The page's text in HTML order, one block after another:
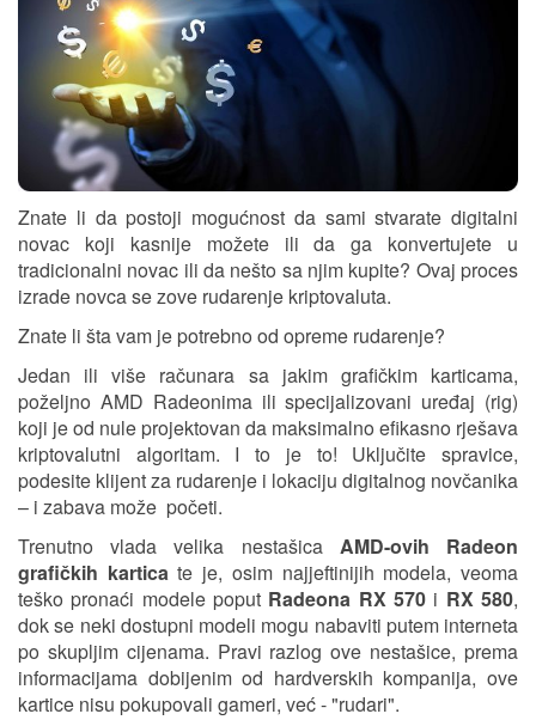
Znate li da postoji mogućnost da sami stvarate digitalni
novac koji kasnije možete ili da ga konvertujete u
tradicionalni novac ili da nešto sa njim kupite? Ovaj proces
izrade novca se zove rudarenje kriptovaluta.
Znate li šta vam je potrebno od opreme rudarenje?
Jedan ili više računara sa jakim grafičkim karticama,
poželjno AMD Radeonima ili specijalizovani uređaj (rig)
koji je od nule projektovan da maksimalno efikasno rješava
kriptovalutni algoritam. I to je to! Uključite spravice,
podesite klijent za rudarenje i lokaciju digitalnog novčanika
– i zabava može početi.
Trenutno vlada velika nestašica AMD-ovih Radeon
grafičkih karticate je, osim najjeftinijih modela, veoma
teško pronaći modele poput Radeona RX 570 i RX 580,
dok se neki dostupni modeli mogu nabaviti putem interneta
po skupljim cijenama. Pravi razlog ove nestašice, prema
informacijama dobijenim od hardverskih kompanija, ove
kartice nisu pokupovali gameri, već - "rudari".